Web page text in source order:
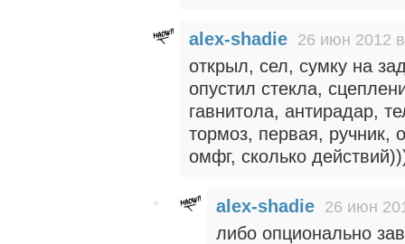
alex-shadie 26 июн 2012
открыл, сел, сумку на
опустил стекла,
гавнитола, антирадар,
тормоз, первая, ручник,
омфг, сколько
alex-shadie 26 июн
либо опционально